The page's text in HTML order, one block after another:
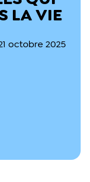
LA VIE
octobre 2025